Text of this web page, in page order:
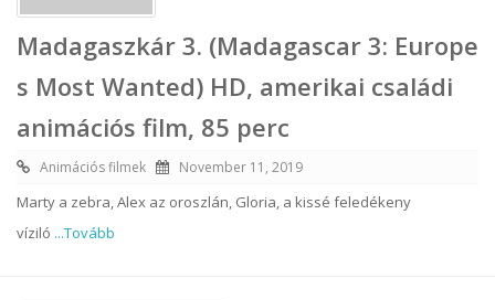
Madagaszkár 3. (Madagascar 3: Europe
s Most Wanted) HD, amerikai családi
animációs film, 85 perc
Animációs filmek November 11, 2019
Marty a zebra, Alex az oroszlán, Gloria, a kissé feledékeny
víziló ...Tovább